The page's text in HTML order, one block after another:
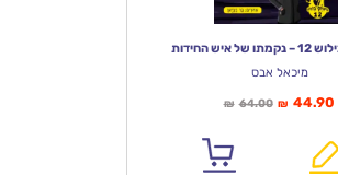
איש החידות
מיכאל אבס
₪ 64.00המחיר
₪64.00.
₪ 44.90